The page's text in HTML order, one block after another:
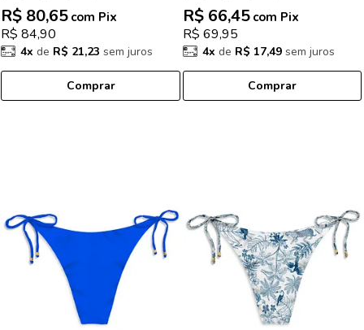
R$ 84,90
R$ 80,65 com Pix
4x de R$ 21,23sem juros
Comprar
R$ 69,95
R$ 66,45 com Pix
4x de R$ 17,49 sem juros
Comprar